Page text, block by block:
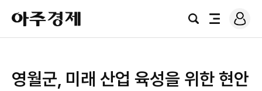
아
주
경
검
전
로
그
영월군, 미래 산업 육성을 위한 현안